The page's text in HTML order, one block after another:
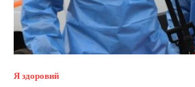
Я здоровий